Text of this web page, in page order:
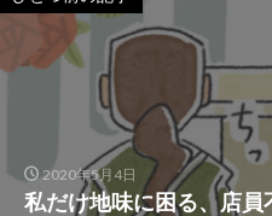
2020年5月4日
私だけ地味に困る、店員